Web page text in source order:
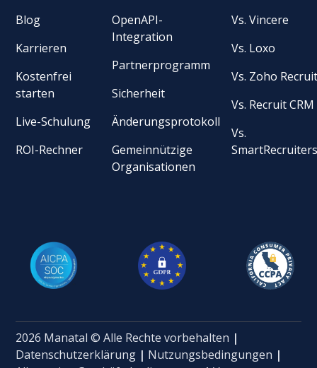
Blog
Karrieren
Kostenfrei
starten
Live-Schulung
ROI-Rechner
OpenAPI-
Integration
Partnerprogramm
Sicherheit
Änderungsprotokoll
Gemeinnützige
Organisationen
Vs. Vincere
Vs. Loxo
Vs. Zoho
Vs. Recruit CRM
Vs.
2026 Manatal © Alle Rechte vorbehalten |
Datenschutzerklärung | Nutzungsbedingungen |